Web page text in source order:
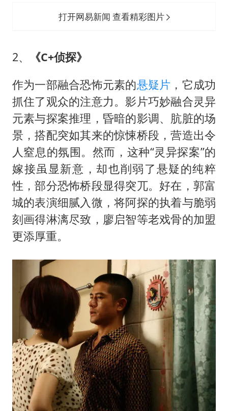
打开网易新闻 查看精彩图片
2、
《C+侦探》
作为一部融合恐怖元素的悬疑片 ，它成功
抓住了观众的注意力。影片巧妙融合灵异
元素与探案推理，昏暗的影调、肮脏的场
景，搭配突如其来的惊悚桥段，营造出令
人窒息的氛围。然而，这种“灵异探案”的
嫁接虽显新意，却也削弱了悬疑的纯粹
性，部分恐怖桥段显得突兀。好在，郭富
城的表演细腻入微，将阿探的执着与脆弱
刻画得淋漓尽致，廖启智等老戏骨的加盟
更添厚重。